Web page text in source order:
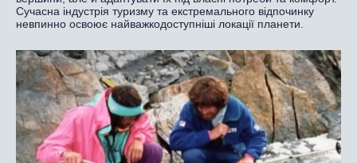
Сучасна індустрія туризму та екстремального відпочинку
невпинно освоює найважкодоступніші локації планети.